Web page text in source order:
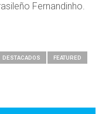
Fernandinho.
DESTACADOS FEATURED